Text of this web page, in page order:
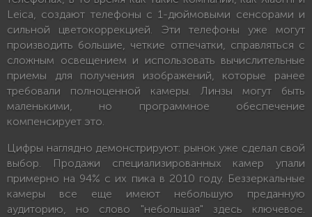
Leica, создают телефоны с 1-дюймовыми сенсорами и
сильной цветокоррекцией. Эти телефоны уже могут
производить большие, четкие отпечатки, справляться с
сложным освещением и использовать вычислительные
приемы для получения изображений, которые ранее
требовали полноценной камеры. Линзы могут быть
маленькими, но программное обеспечение
компенсирует это.
Цифры наглядно демонстрируют: рынок уже сделал свой
выбор. Продажи специализированных камер упали
примерно на 94% с их пика в 2010 году. Беззеркальные
камеры все еще имеют небольшую преданную
аудиторию, но слово "небольшая" здесь ключевое.